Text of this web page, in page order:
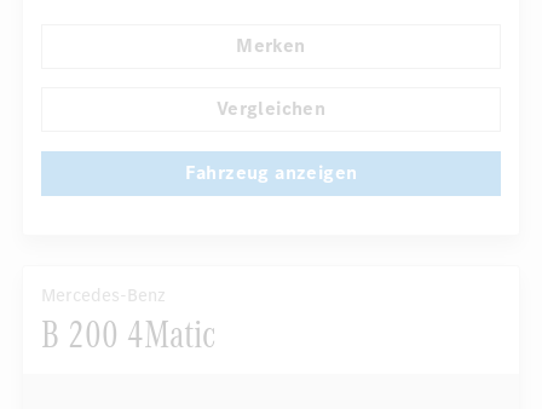
Reifendruckkontrolle
Merken
Vergleichen
Fahrzeug anzeigen
Mercedes-Benz
B 200 4Matic